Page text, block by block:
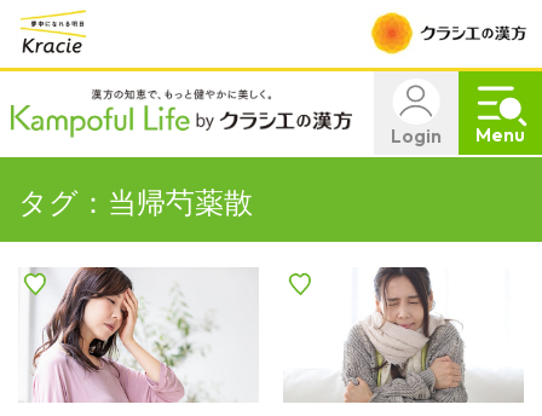
Login Menu
タグ：当帰芍薬散